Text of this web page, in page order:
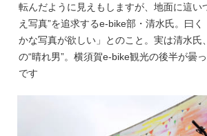
転んだように見えもしますが、地面に這い
え写真”を追求するe-bike部・清水氏。曰
かな写真が欲しい」とのこと。実は清水氏
の“晴れ男”。横須賀e-bike観光の後半が曇
です